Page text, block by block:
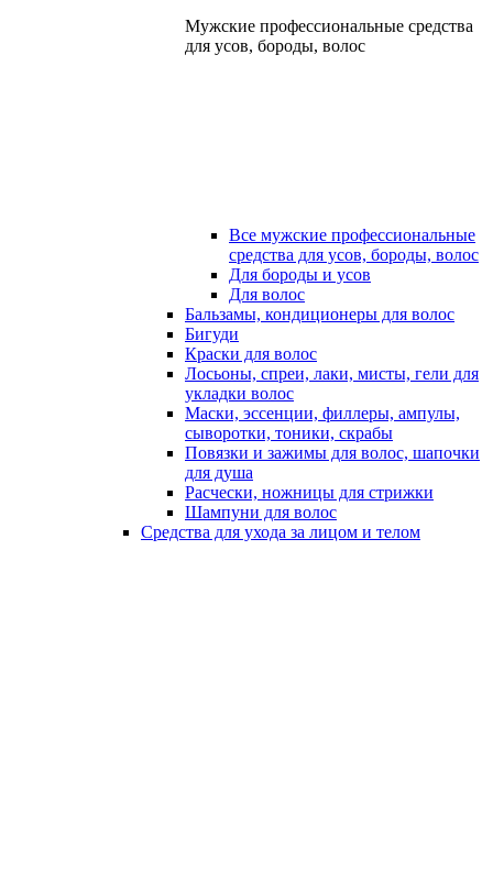
Мужские профессиональные средства
для усов, бороды, волос
Все мужские профессиональные
средства для усов, бороды, волос
Для бороды и усов
Для волос
Бальзамы, кондиционеры для волос
Бигуди
Краски для волос
Лосьоны, спреи, лаки, мисты, гели для
укладки волос
Маски, эссенции, филлеры, ампулы,
сыворотки, тоники, скрабы
Повязки и зажимы для волос, шапочки
для душа
Расчески, ножницы для стрижки
Шампуни для волос
Средства для ухода за лицом и телом